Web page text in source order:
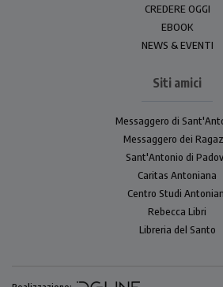
CREDERE OGGI
EBOOK
NEWS & EVENTI
Siti amici
Messaggero di
Messaggero dei
Sant'Antonio di
Caritas Antoniana
Centro Studi
Rebecca Libri
Libreria del Santo